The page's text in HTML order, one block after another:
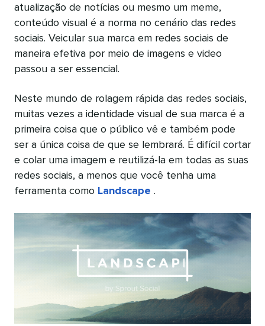
atualização de notícias ou mesmo um meme,
conteúdo visual é a norma no cenário das redes
sociais. Veicular sua marca em redes sociais de
maneira efetiva por meio de imagens e video
passou a ser essencial.
Neste mundo de rolagem rápida das redes sociais,
muitas vezes a identidade visual de sua marca é a
primeira coisa que o público vê e também pode
ser a única coisa de que se lembrará. É difícil cortar
e colar uma imagem e reutilizá-la em todas as suas
redes sociais, a menos que você tenha uma
ferramenta como Landscape .